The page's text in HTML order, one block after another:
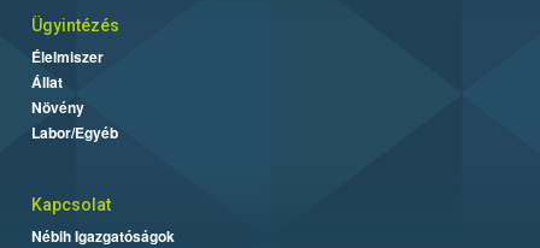
Ügyintézés
Élelmiszer
Állat
Növény
Labor/Egyéb
Kapcsolat
Nébih Igazgatóságok